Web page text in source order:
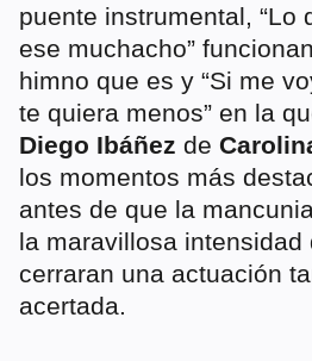
puente instrumental, “Lo
ese muchacho”
himno que es y “Si me
te quiera menos” en la
Diego Ibáñez de
los momentos más
antes de que la
la maravillosa intensidad
cerraran una actuación
acertada.